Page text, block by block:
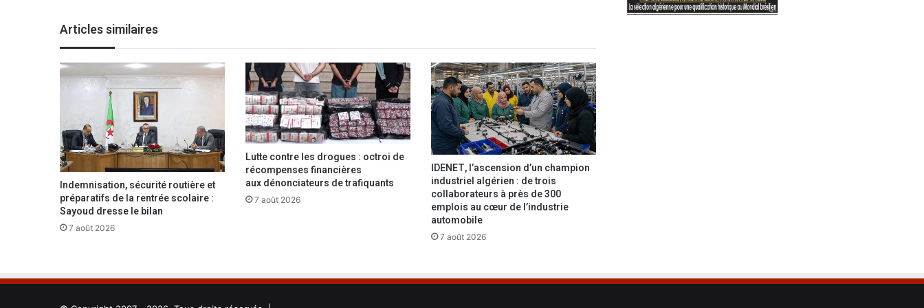
e
n
t
r
a
n
s
l
’
h
i
i
s
a
t
i
o
n
d
s
l
i
Articles similaires
Indemnisation, sécurité routière et
préparatifs de la rentrée scolaire :
Sayoud dresse le bilan
7 août 2026
Lutte contre les drogues : octroi de
récompenses financières
aux dénonciateurs de trafiquants
7 août 2026
IDENET, l’ascension d’un champion
industriel algérien : de trois
collaborateurs à près de 300
emplois au cœur de l’industrie
automobile
7 août 2026